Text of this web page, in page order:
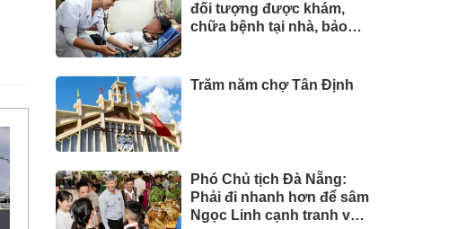
đối tượng được khám,
chữa bệnh tại nhà, bảo
Trăm năm chợ Tân Định
Phó Chủ tịch Đà Nẵng:
Phải đi nhanh hơn để sâm
Ngọc Linh cạnh tranh với